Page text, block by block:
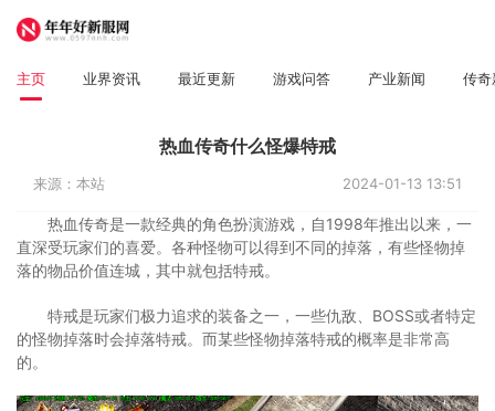
主页 业界资讯 最近更新 游戏问答 产业新闻 传奇
热血传奇什么怪爆特戒
来源：本站 2024-01-13 13:51
热血传奇是一款经典的角色扮演游戏，自1998年推出以来，一
直深受玩家们的喜爱。各种怪物可以得到不同的掉落，有些怪物掉
落的物品价值连城，其中就包括特戒。
特戒是玩家们极力追求的装备之一，一些仇敌、BOSS或者特定
的怪物掉落时会掉落特戒。而某些怪物掉落特戒的概率是非常高
的。